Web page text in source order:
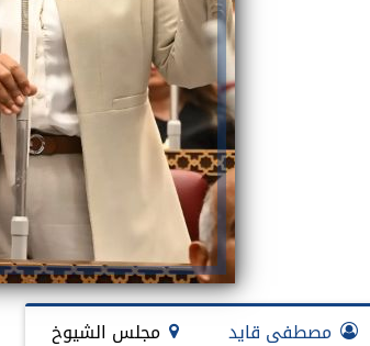
مصطفى قايد مجلس الشيوخ